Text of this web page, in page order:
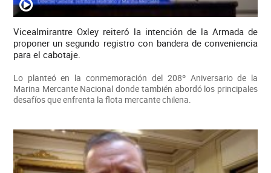
Vicealmirantre Oxley reiteró la intención de la Armada de
proponer un segundo registro con bandera de conveniencia
para el cabotaje.
Lo planteó en la conmemoración del 208º Aniversario de la
Marina Mercante Nacional donde también abordó los principales
desafíos que enfrenta la flota mercante chilena.